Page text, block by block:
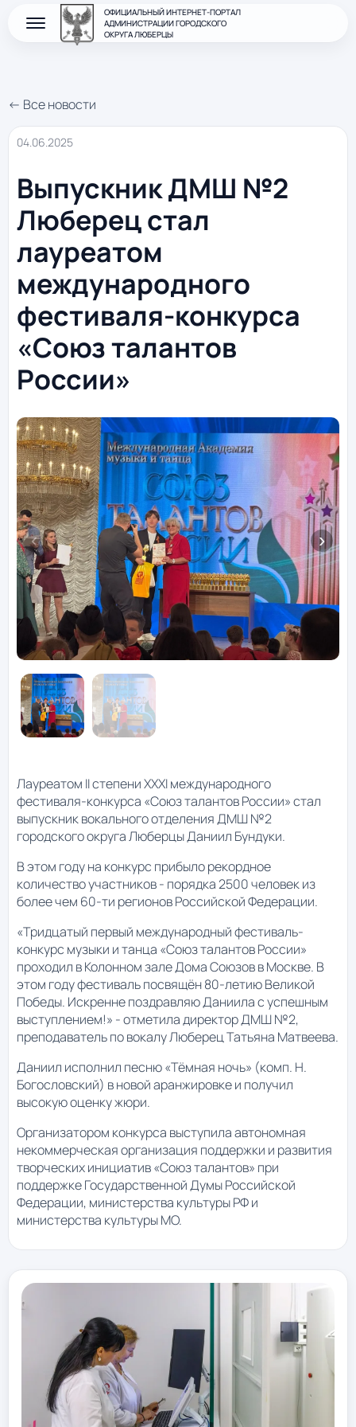
ОФИЦИАЛЬНЫЙ ИНТЕРНЕТ-ПОРТАЛ
АДМИНИСТРАЦИИ ГОРОДСКОГО
ОКРУГА ЛЮБЕРЦЫ
← Все новости
04.06.2025
Выпускник ДМШ №2
Люберец стал
лауреатом
международного
фестиваля-конкурса
«Союз талантов
России»
Лауреатом II степени XXXI международного
фестиваля-конкурса «Союз талантов России» стал
выпускник вокального отделения ДМШ №2
городского округа Люберцы Даниил Бундуки.
В этом году на конкурс прибыло рекордное
количество участников - порядка 2500 человек из
более чем 60-ти регионов Российской Федерации.
«Тридцатый первый международный фестиваль-
конкурс музыки и танца «Союз талантов России»
проходил в Колонном зале Дома Союзов в Москве. В
этом году фестиваль посвящён 80-летию Великой
Победы. Искренне поздравляю Даниила с успешным
выступлением!» - отметила директор ДМШ №2,
преподаватель по вокалу Люберец Татьяна Матвеева.
Даниил исполнил песню «Тёмная ночь» (комп. Н.
Богословский) в новой аранжировке и получил
высокую оценку жюри.
Организатором конкурса выступила автономная
некоммерческая организация поддержки и развития
творческих инициатив «Союз талантов» при
поддержке Государственной Думы Российской
Федерации, министерства культуры РФ и
министерства культуры МО.